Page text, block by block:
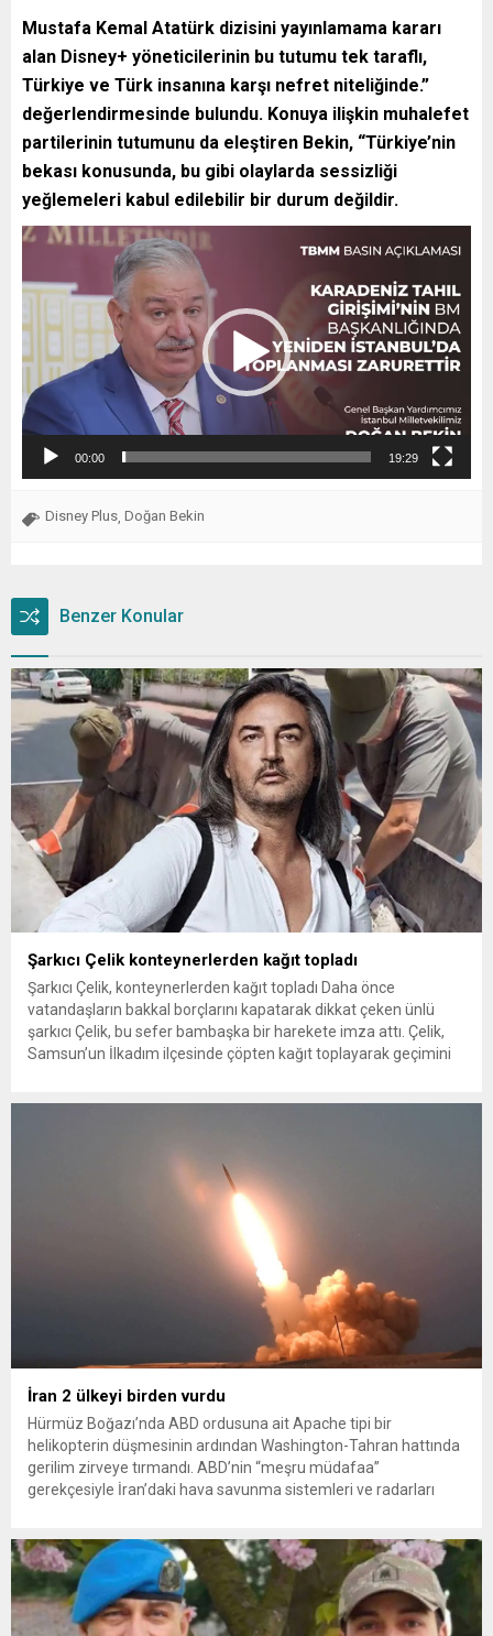
Mustafa Kemal Atatürk dizisini yayınlamama kararı
alan Disney+ yöneticilerinin bu tutumu tek taraflı,
Türkiye ve Türk insanına karşı nefret niteliğinde.”
değerlendirmesinde bulundu. Konuya ilişkin muhalefet
partilerinin tutumunu da eleştiren Bekin, “Türkiye’nin
bekası konusunda, bu gibi olaylarda sessizliği
yeğlemeleri kabul edilebilir bir durum değildir.
Video
00:00 19:29
Disney Plus Doğan Bekin
Benzer Konular
Şarkıcı Çelik konteynerlerden kağıt topladı
Şarkıcı Çelik, konteynerlerden kağıt topladı Daha önce
vatandaşların bakkal borçlarını kapatarak dikkat çeken ünlü
şarkıcı Çelik, bu sefer bambaşka bir harekete imza attı. Çelik,
Samsun’un İlkadım ilçesinde çöpten kağıt toplayarak geçimini
İran 2 ülkeyi birden vurdu
Hürmüz Boğazı’nda ABD ordusuna ait Apache tipi bir
helikopterin düşmesinin ardından Washington-Tahran hattında
gerilim zirveye tırmandı. ABD’nin “meşru müdafaa”
gerekçesiyle İran’daki hava savunma sistemleri ve radarları
yeni bir ABD saldırısına anında yanıt verileceğini duyurdu....